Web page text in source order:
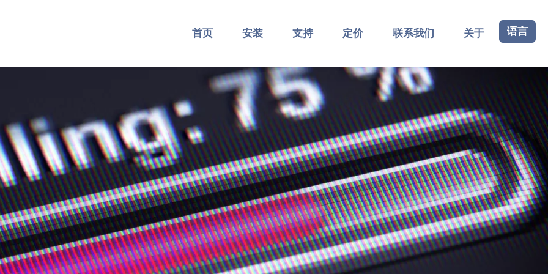
首页 安装 支持 定价 联系我们 关于 语言